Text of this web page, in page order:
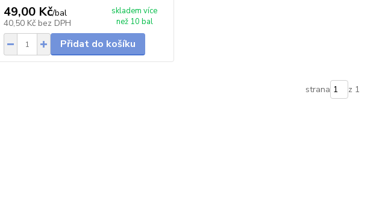
49,00 Kč/bal
40,50 Kč bez DPH
skladem více
než 10 bal
Přidat do košíku
strana z 1